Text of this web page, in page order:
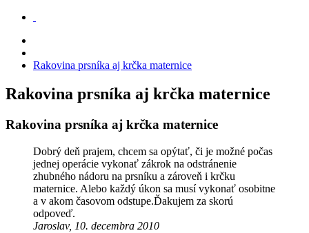
Rakovina prsníka aj krčka maternice
Rakovina prsníka aj krčka maternice
Rakovina prsníka aj krčka maternice
Dobrý deň prajem, chcem sa opýtať, či je možné počas
jednej operácie vykonať zákrok na odstránenie
zhubného nádoru na prsníku a zároveň i krčku
maternice. Alebo každý úkon sa musí vykonať osobitne
a v akom časovom odstupe.Ďakujem za skorú
odpoveď.
Jaroslav, 10. decembra 2010